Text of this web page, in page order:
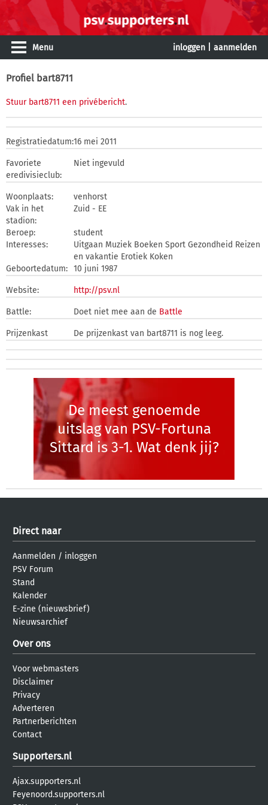
Menu inloggen aanmelden
Profiel bart8711
Stuur bart8711 een privébericht.
Registratiedatum:16 mei 2011
Favoriete
eredivisieclub:
Niet ingevuld
Woonplaats:
venhorst
Vak in het
stadion:
Zuid - EE
Beroep:
student
Interesses:
Uitgaan Muziek Boeken Sport Gezondheid Reizen
en vakantie Erotiek Koken
Geboortedatum: 10 juni 1987
Website: http://psv.nl
Battle: Doet niet mee aan de Battle
Prijzenkast De prijzenkast van bart8711 is nog leeg.
De meest genoemde
uitslag van PSV-Fortuna
Sittard is 3-1. Wat denk jij?
Direct naar
Aanmelden / inloggen
PSV Forum
Stand
Kalender
E-zine (nieuwsbrief)
Nieuwsarchief
Over ons
Voor webmasters
Disclaimer
Privacy
Adverteren
Partnerberichten
Contact
Supporters.nl
Ajax.supporters.nl
Feyenoord.supporters.nl